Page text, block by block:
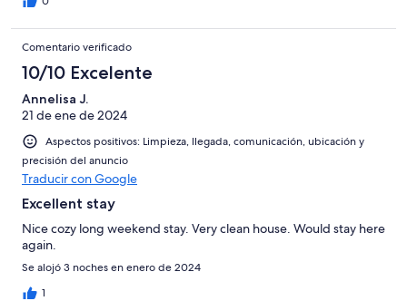
Comentario verificado
10/10 Excelente
Annelisa J.
21 de ene de 2024
Aspectos positivos: Limpieza, llegada, comunicación, ubicación y
precisión del anuncio
Traducir con Google
Excellent stay
Nice cozy long weekend stay. Very clean house. Would stay here
again.
Se alojó 3 noches en enero de 2024
1